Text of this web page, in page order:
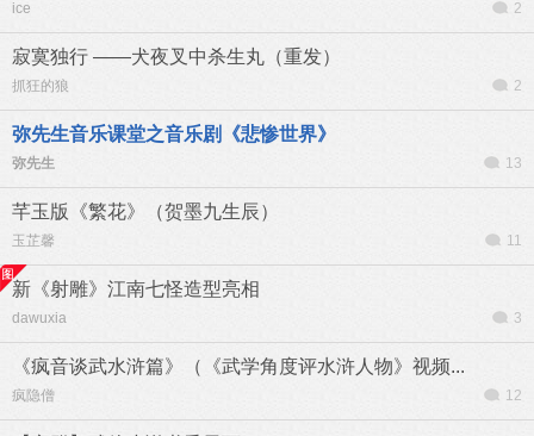
ice 2
寂寞独行 ——犬夜叉中杀生丸（重发）
抓狂的狼 2
弥先生音乐课堂之音乐剧《悲惨世界》
弥先生 13
芊玉版《繁花》（贺墨九生辰）
玉芷馨 11
新《射雕》江南七怪造型亮相
dawuxia 3
《疯音谈武水浒篇》（《武学角度评水浒人物》视频...
疯隐僧 12